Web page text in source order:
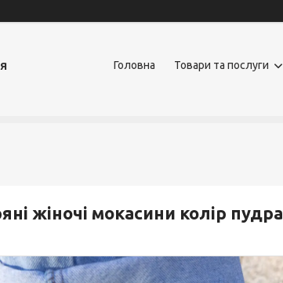
Головна Товари та послуги
жіночі мокасини колір пудра